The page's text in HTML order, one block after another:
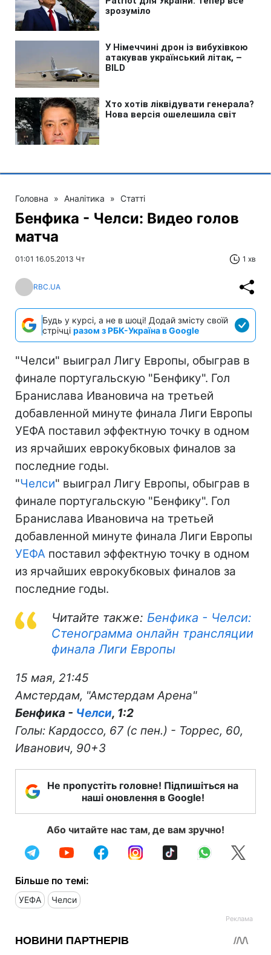
Головна » Аналітика » Статті
Бенфика - Челси: Видео голов
матча
01:01 16.05.2013 Чт 1 хв
RBC.UA
Будь у курсі, а не в шоці! Додай змісту своїй
стрічці разом з РБК-Україна в Google
"Челси" выиграл Лигу Европы, обыграв в
финале португальскую "Бенфику". Гол
Бранислава Ивановича на третьей
добавленной минуте финала Лиги Европы
УЕФА поставил эффектную точку в одном
из ярчайших еврокубковых финалов за
последние годы.
"Челси" выиграл Лигу Европы, обыграв в
финале португальскую "Бенфику". Гол
Бранислава Ивановича на третьей
добавленной минуте финала Лиги Европы
УЕФА поставил эффектную точку в одном
из ярчайших еврокубковых финалов за
последние годы.
Читайте также: Бенфика - Челси:
Стенограмма онлайн трансляции
финала Лиги Европы
15 мая, 21:45
Амстердам, "Амстердам Арена"
Бенфика - Челси, 1:2
Голы: Кардоссо, 67 (с пен.) - Торрес, 60,
Иванович, 90+3
Не пропустіть головне! Підпишіться на
наші оновлення в Google!
Або читайте нас там, де вам зручно!
Більше по темі:
УЕФА Челси